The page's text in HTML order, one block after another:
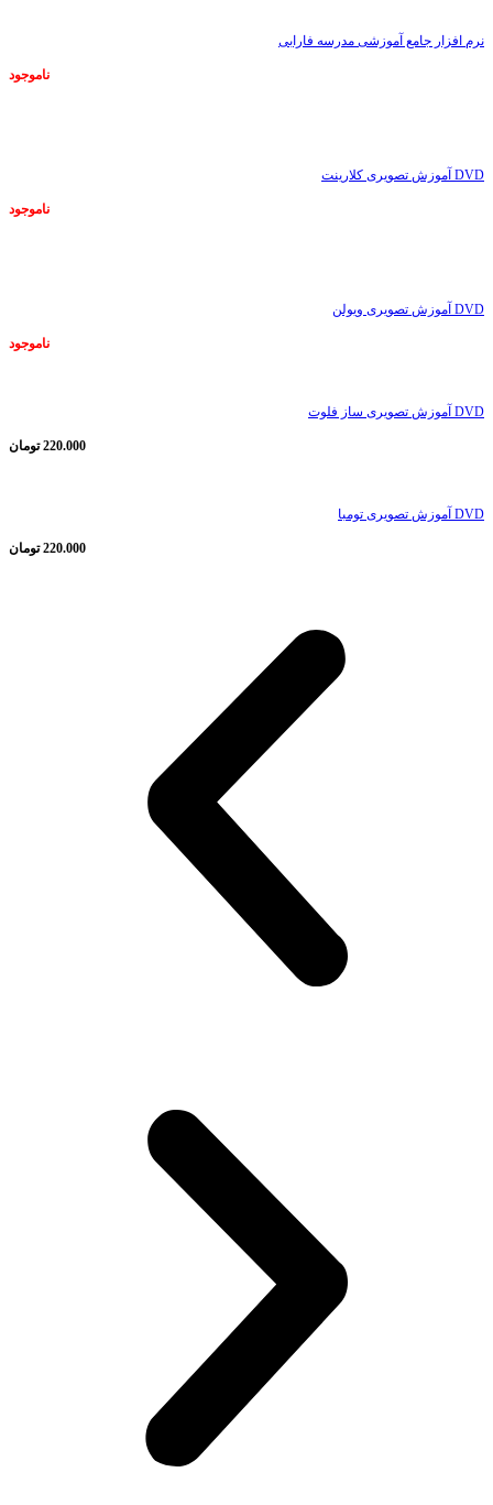
نرم افزار جامع آموزشی مدرسه فارابی
ناموجود
DVD آموزش تصویری کلارینت
ناموجود
DVD آموزش تصویری ویولن
ناموجود
DVD آموزش تصویری ساز فلوت
220.000 تومان
DVD آموزش تصویری تومبا
220.000 تومان